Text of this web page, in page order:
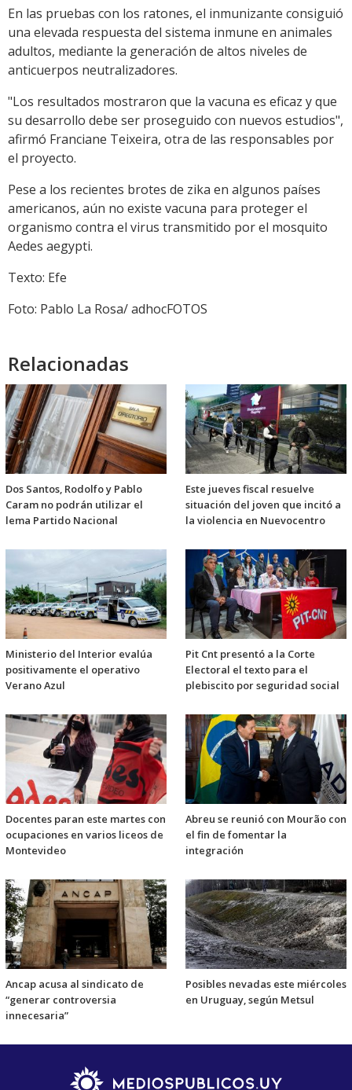
En las pruebas con los ratones, el inmunizante consiguió
una elevada respuesta del sistema inmune en animales
adultos, mediante la generación de altos niveles de
anticuerpos neutralizadores.
"Los resultados mostraron que la vacuna es eficaz y que
su desarrollo debe ser proseguido con nuevos estudios",
afirmó Franciane Teixeira, otra de las responsables por
el proyecto.
Pese a los recientes brotes de zika en algunos países
americanos, aún no existe vacuna para proteger el
organismo contra el virus transmitido por el mosquito
Aedes aegypti.
Texto: Efe
Foto: Pablo La Rosa/ adhocFOTOS
Relacionadas
Dos Santos, Rodolfo y Pablo
Caram no podrán utilizar el
lema Partido Nacional
Este jueves fiscal resuelve
situación del joven que incitó a
la violencia en Nuevocentro
Ministerio del Interior evalúa
positivamente el operativo
Verano Azul
Pit Cnt presentó a la Corte
Electoral el texto para el
plebiscito por seguridad social
Docentes paran este martes con
ocupaciones en varios liceos de
Montevideo
Abreu se reunió con Mourão con
el fin de fomentar la
integración
Ancap acusa al sindicato de
“generar controversia
innecesaria”
Posibles nevadas este miércoles
en Uruguay, según Metsul